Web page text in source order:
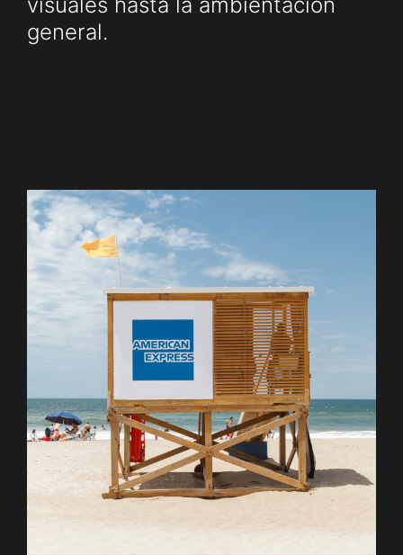
general.